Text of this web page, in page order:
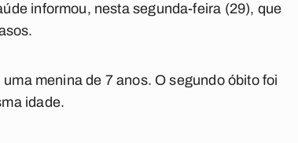
informou, nesta segunda-feira (29), que
menina de 7 anos. O segundo óbito foi
idade.